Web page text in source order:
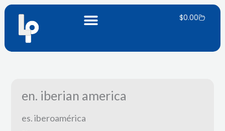
contenido
$0.00Carrito
en. iberian america
es. iberoamérica